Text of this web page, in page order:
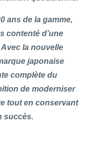
ans de la gamme,
contenté d’une
la nouvelle
japonaise
complète du
de moderniser
tout en conservant
succès.